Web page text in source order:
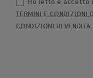
TERMINI E CONDIZIONI
CONDIZIONI DI VENDITA